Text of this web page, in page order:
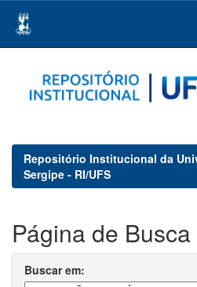
navigation
Repositório Institucional da
Sergipe - RI/UFS
Página de Busca
Buscar em: